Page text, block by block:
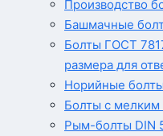
Производство
Башмачные
Болты ГОСТ
размера для
Норийные
Болты с
Рым-болты DIN